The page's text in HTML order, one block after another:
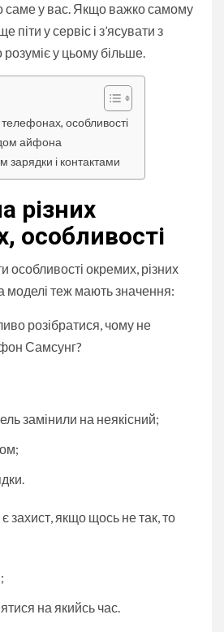
саме у вас. Якщо важко самому
піти у сервіс і з’ясувати з
у цьому більше.
особливості
айфона
зарядки і контактами
різних
особливості
особливості окремих, різних
моделі теж мають значення:
розібратися, чому не
Самсунг?
замінили на неякісний;
захист, якщо щось не так, то
на якийсь час.